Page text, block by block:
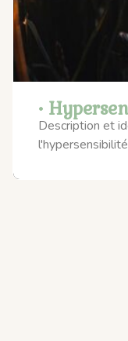
•
Description et
l'hypersensibilité